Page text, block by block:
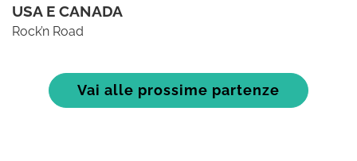
USA E CANADA
Rock’n Road
Vai alle prossime partenze